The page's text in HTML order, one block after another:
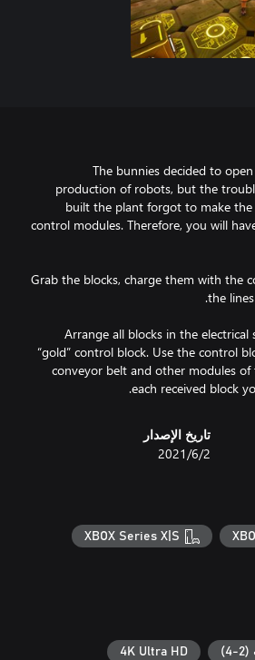
The bunnies decided to
production of robots, but the
built the plant forgot to make
control modules. Therefore, you will
Grab the blocks, charge them with the
Arrange all blocks in the
“gold” control block. Use the control
conveyor belt and other modules of
each received block
تاريخ الإصدار
2‏/6‏/2021
XBOX Series X|S
4K Ultra HD